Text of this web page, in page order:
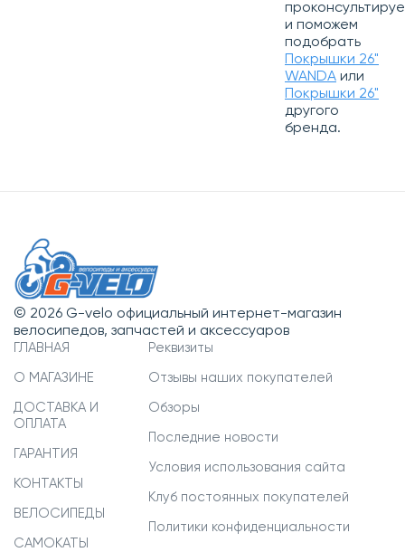
и поможем
подобрать
Покрышки 26"
WANDA или
Покрышки 26"
другого
бренда.
© 2026 G-velo официальный интернет-магазин
велосипедов, запчастей и аксессуаров
ГЛАВНАЯ
О МАГАЗИНЕ
ДОСТАВКА И
ОПЛАТА
ГАРАНТИЯ
КОНТАКТЫ
ВЕЛОСИПЕДЫ
САМОКАТЫ
Реквизиты
Отзывы наших покупателей
Обзоры
Последние новости
Условия использования сайта
Клуб постоянных покупателей
Политики конфиденциальности